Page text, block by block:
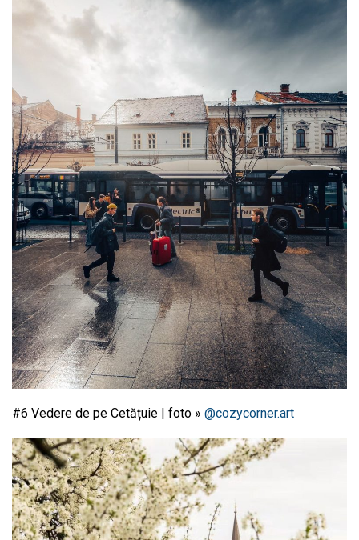
#6 Vedere de pe Cetățuie | foto » @cozycorner.art